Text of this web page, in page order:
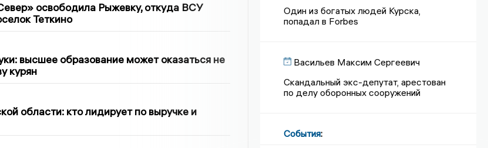
освободила Рыжевку, откуда ВСУ
Теткино
высшее образование может оказаться не
курян
области: кто лидирует по выручке и
Один из богатых людей Курска,
попадал в Forbes
Васильев Максим Сергеевич
Скандальный экс-депутат, арестован
по делу оборонных сооружений
События: